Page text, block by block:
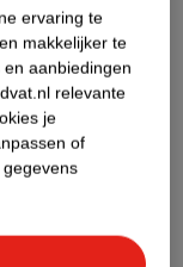
geen Nature
ervaring te
makkelijker te
aanbiedingen
relevante
je
of